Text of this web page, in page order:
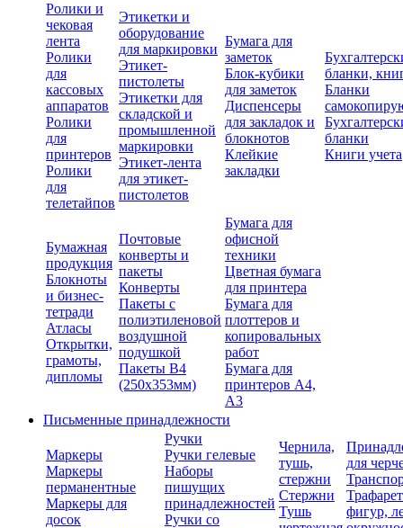
Ролики и
чековая
лента
Ролики
для
кассовых
аппаратов
Ролики
для
принтеров
Ролики
для
телетайпов
Этикетки и
оборудование
для маркировки
Этикет-
пистолеты
Этикетки для
складской и
промышленной
маркировки
Этикет-лента
для этикет-
пистолетов
Бумага для
заметок
Блок-кубики
для заметок
Диспенсеры
для закладок и
блокнотов
Клейкие
закладки
бланки,
Бланки
бланки
Книги учета
Бумажная
продукция
Блокноты
и бизнес-
тетради
Атласы
Открытки,
грамоты,
дипломы
Почтовые
конверты и
пакеты
Конверты
Пакеты с
полиэтиленовой
воздушной
подушкой
Пакеты В4
(250х353мм)
Бумага для
офисной
техники
Цветная бумага
для принтера
Бумага для
плоттеров и
копировальных
работ
Бумага для
принтеров А4,
А3
Письменные принадлежности
Маркеры
Маркеры
перманентные
Маркеры для
досок
Ручки
Ручки гелевые
Наборы
пишущих
принадлежностей
Ручки со
Чернила,
тушь,
стержни
Стержни
Тушь
для
фигур,